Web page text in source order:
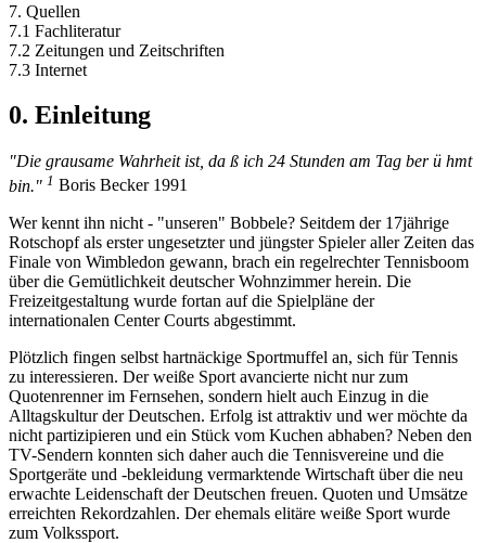
7. Quellen
7.1 Fachliteratur
7.2 Zeitungen und Zeitschriften
7.3 Internet
0. Einleitung
"Die grausame Wahrheit ist, da ß ich 24 Stunden am Tag ber ü hmt
bin." 1 Boris Becker 1991
Wer kennt ihn nicht - "unseren" Bobbele? Seitdem der 17jährige
Rotschopf als erster ungesetzter und jüngster Spieler aller Zeiten das
Finale von Wimbledon gewann, brach ein regelrechter Tennisboom
über die Gemütlichkeit deutscher Wohnzimmer herein. Die
Freizeitgestaltung wurde fortan auf die Spielpläne der
internationalen Center Courts abgestimmt.
Plötzlich fingen selbst hartnäckige Sportmuffel an, sich für Tennis
zu interessieren. Der weiße Sport avancierte nicht nur zum
Quotenrenner im Fernsehen, sondern hielt auch Einzug in die
Alltagskultur der Deutschen. Erfolg ist attraktiv und wer möchte da
nicht partizipieren und ein Stück vom Kuchen abhaben? Neben den
TV-Sendern konnten sich daher auch die Tennisvereine und die
Sportgeräte und -bekleidung vermarktende Wirtschaft über die neu
erwachte Leidenschaft der Deutschen freuen. Quoten und Umsätze
erreichten Rekordzahlen. Der ehemals elitäre weiße Sport wurde
zum Volkssport.